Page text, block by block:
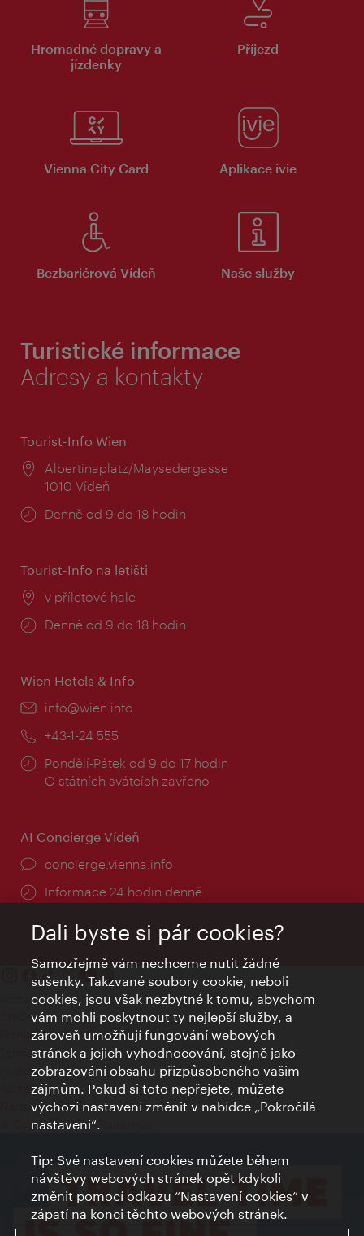
Hromadné dopravy a
jízdenky
Příjezd
Vienna City Card Aplikace ivie
Bezbariérová Vídeň Naše služby
Turistické informace
Adresy a kontakty
Tourist-Info Wien
Místo:
Albertinaplatz/Maysedergasse
1010 Vídeň
Provozní
Denně od 9 do 18 hodin
Tourist-Info na letišti
Místo:
v příletové hale
Provozní
Denně od 9 do 18 hodin
Wien Hotels & Info
E-
info@wien.info
Telefon:
+43-1-24 555
Provozní
doba:
Pondělí-Pátek od 9 do 17 hodin
O státních svátcích zavřeno
AI Concierge Vídeň
concierge.vienna.info
Informace 24 hodin denně
Kontakty
Credits
Prohlášení o ochraně osobních údajů
Terms of Use
Přístupnost
Kontakt pro tisk
Nastavení cookies
© Copyright Wien Tourismus
Dali byste si pár cookies?
Samozřejmě vám nechceme nutit žádné
sušenky. Takzvané soubory cookie, neboli
cookies, jsou však nezbytné k tomu, abychom
vám mohli poskytnout ty nejlepší služby, a
zároveň umožňují fungování webových
stránek a jejich vyhodnocování, stejně jako
zobrazování obsahu přizpůsobeného vašim
zájmům. Pokud si toto nepřejete, můžete
výchozí nastavení změnit v nabídce „Pokročilá
nastavení“.
Tip: Své nastavení cookies můžete během
návštěvy webových stránek opět kdykoli
změnit pomocí odkazu “Nastavení cookies” v
zápatí na konci těchto webových stránek.